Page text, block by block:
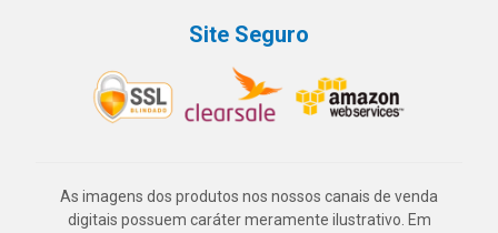
Site Seguro
As imagens dos produtos nos nossos canais de venda
digitais possuem caráter meramente ilustrativo. Em